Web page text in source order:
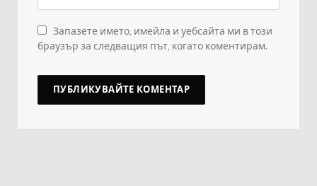
Запазете името, имейла и уебсайта ми в този
браузър за следващия път, когато коментирам.